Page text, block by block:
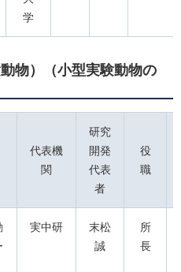
学
物）（小型実験動物の
代表機
関
研究
開発
代表
者
役
職
実中研
末松
誠
所
長